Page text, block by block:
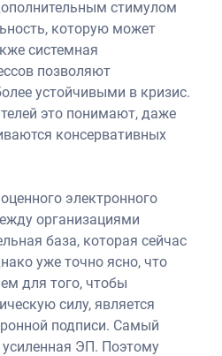
стимулом
которую может
системная
позволяют
устойчивыми в кризис.
это понимают, даже
консервативных
электронного
организациями
база, которая сейчас
уже точно ясно, что
для того, чтобы
силу, является
подписи. Самый
ЭП. Поэтому